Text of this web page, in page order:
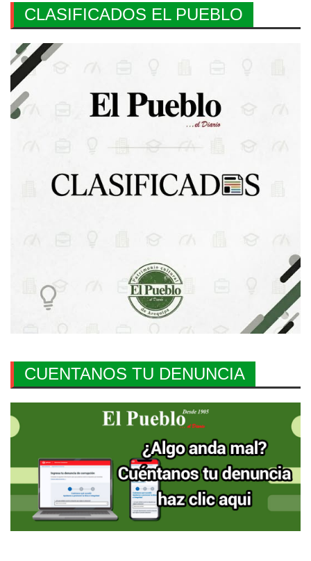
CLASIFICADOS EL PUEBLO
CUENTANOS TU DENUNCIA